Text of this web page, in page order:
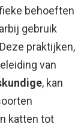
behoeften
gebruik
praktijken,
van
, kan
katten tot